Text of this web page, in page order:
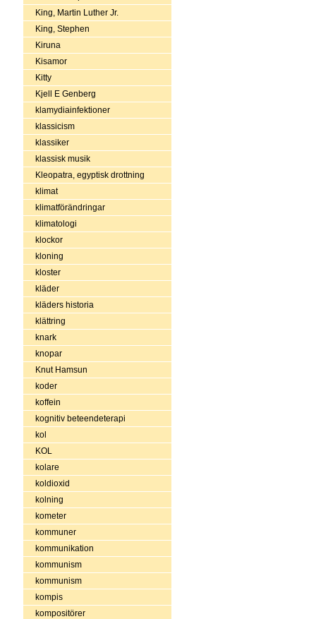
King, Martin Luther Jr.
King, Stephen
Kiruna
Kisamor
Kitty
Kjell E Genberg
klamydiainfektioner
klassicism
klassiker
klassisk musik
Kleopatra, egyptisk drottning
klimat
klimatförändringar
klimatologi
klockor
kloning
kloster
kläder
kläders historia
klättring
knark
knopar
Knut Hamsun
koder
koffein
kognitiv beteendeterapi
kol
KOL
kolare
koldioxid
kolning
kometer
kommuner
kommunikation
kommunism
kommunism
kompis
kompositörer